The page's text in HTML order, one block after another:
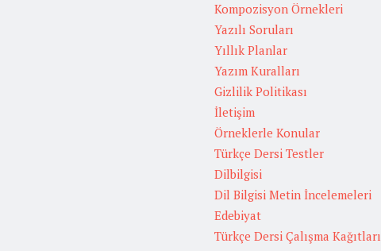
Kompozisyon Örnekleri
Yazılı Soruları
Yıllık Planlar
Yazım Kuralları
Gizlilik Politikası
İletişim
Örneklerle Konular
Türkçe Dersi Testler
Dilbilgisi
Dil Bilgisi Metin İncelemeleri
Edebiyat
Türkçe Dersi Çalışma Kağıtları